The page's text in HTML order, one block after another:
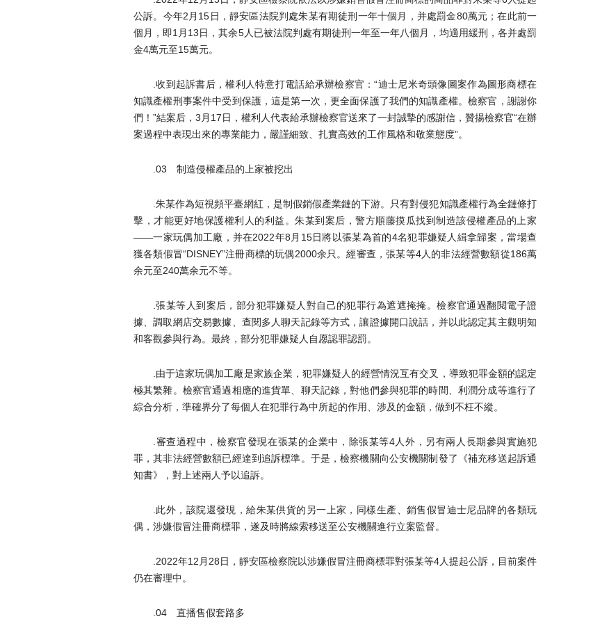
公訴。今年2月15日，靜安區法院判處朱某有期徒刑一年十個月，并處罰金80萬元；在此前一
個月，即1月13日，其余5人已被法院判處有期徒刑一年至一年八個月，均適用緩刑，各并處罰
金4萬元至15萬元。
.收到起訴書后，權利人特意打電話給承辦檢察官：“迪士尼米奇頭像圖案作為圖形商標在
知識產權刑事案件中受到保護，這是第一次，更全面保護了我們的知識產權。檢察官，謝謝你
們！”結案后，3月17日，權利人代表給承辦檢察官送來了一封誠摯的感謝信，贊揚檢察官“在辦
案過程中表現出來的專業能力，嚴謹細致、扎實高效的工作風格和敬業態度”。
.03 制造侵權產品的上家被挖出
.朱某作為短視頻平臺網紅，是制假銷假產業鏈的下游。只有對侵犯知識產權行為全鏈條打
擊，才能更好地保護權利人的利益。朱某到案后，警方順藤摸瓜找到制造該侵權產品的上家
——一家玩偶加工廠，并在2022年8月15日將以張某為首的4名犯罪嫌疑人緝拿歸案，當場查
獲各類假冒“DISNEY”注冊商標的玩偶2000余只。經審查，張某等4人的非法經營數額從186萬
余元至240萬余元不等。
.張某等人到案后，部分犯罪嫌疑人對自己的犯罪行為遮遮掩掩。檢察官通過翻閱電子證
據、調取網店交易數據、查閱多人聊天記錄等方式，讓證據開口說話，并以此認定其主觀明知
和客觀參與行為。最終，部分犯罪嫌疑人自愿認罪認罰。
.由于這家玩偶加工廠是家族企業，犯罪嫌疑人的經營情況互有交叉，導致犯罪金額的認定
極其繁雜。檢察官通過相應的進貨單、聊天記錄，對他們參與犯罪的時間、利潤分成等進行了
綜合分析，準確界分了每個人在犯罪行為中所起的作用、涉及的金額，做到不枉不縱。
.審查過程中，檢察官發現在張某的企業中，除張某等4人外，另有兩人長期參與實施犯
罪，其非法經營數額已經達到追訴標準。于是，檢察機關向公安機關制發了《補充移送起訴通
知書》，對上述兩人予以追訴。
.此外，該院還發現，給朱某供貨的另一上家，同樣生產、銷售假冒迪士尼品牌的各類玩
偶，涉嫌假冒注冊商標罪，遂及時將線索移送至公安機關進行立案監督。
.2022年12月28日，靜安區檢察院以涉嫌假冒注冊商標罪對張某等4人提起公訴，目前案件
仍在審理中。
.04 直播售假套路多